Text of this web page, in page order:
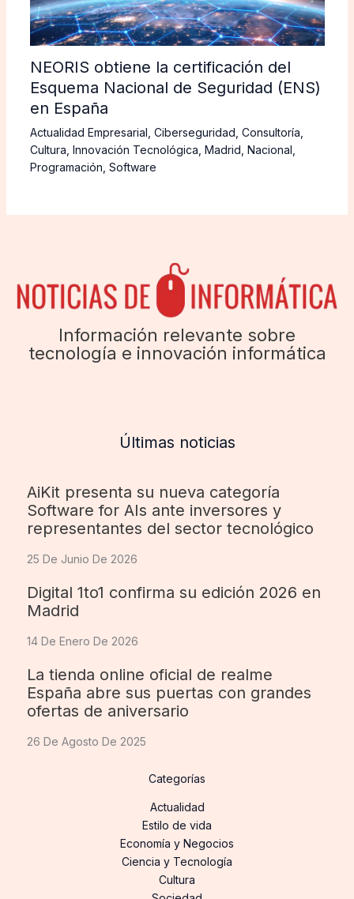
NEORIS obtiene la certificación del
Esquema Nacional de Seguridad (ENS)
en España
Actualidad Empresarial, Ciberseguridad, Consultoría,
Cultura, Innovación Tecnológica, Madrid, Nacional,
Programación, Software
Información relevante sobre
tecnología e innovación informática
Últimas noticias
AiKit presenta su nueva categoría
Software for AIs ante inversores y
representantes del sector tecnológico
25 De Junio De 2026
Digital 1to1 confirma su edición 2026 en
Madrid
14 De Enero De 2026
La tienda online oficial de realme
España abre sus puertas con grandes
ofertas de aniversario
26 De Agosto De 2025
Categorías
Actualidad
Estilo de vida
Economía y Negocios
Ciencia y Tecnología
Cultura